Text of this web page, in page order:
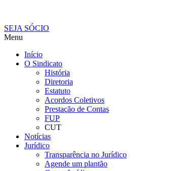
SEJA SÓCIO
Menu
Início
O Sindicato
História
Diretoria
Estatuto
Acordos Coletivos
Prestação de Contas
FUP
CUT
Notícias
Jurídico
Transparência no Jurídico
Agende um plantão